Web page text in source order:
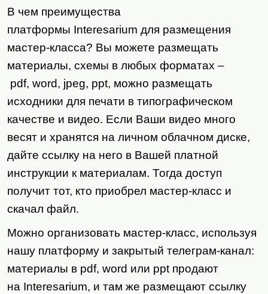
В чем преимущества
платформы Interesarium для размещения
мастер-класса? Вы можете размещать
материалы, схемы в любых форматах –
pdf, word, jpeg, ppt, можно размещать
исходники для печати в типографическом
качестве и видео. Если Ваши видео много
весят и хранятся на личном облачном диске,
дайте ссылку на него в Вашей платной
инструкции к материалам. Тогда доступ
получит тот, кто приобрел мастер-класс и
скачал файл.
Можно организовать мастер-класс, используя
нашу платформу и закрытый телеграм-канал:
материалы в pdf, word или pptпродают
на Interesarium, и там же размещают ссылку